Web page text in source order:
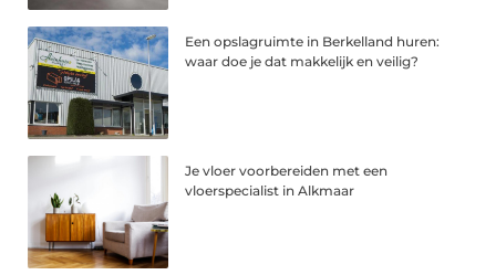
Een opslagruimte in Berkelland huren:
waar doe je dat makkelijk en veilig?
Je vloer voorbereiden met een
vloerspecialist in Alkmaar